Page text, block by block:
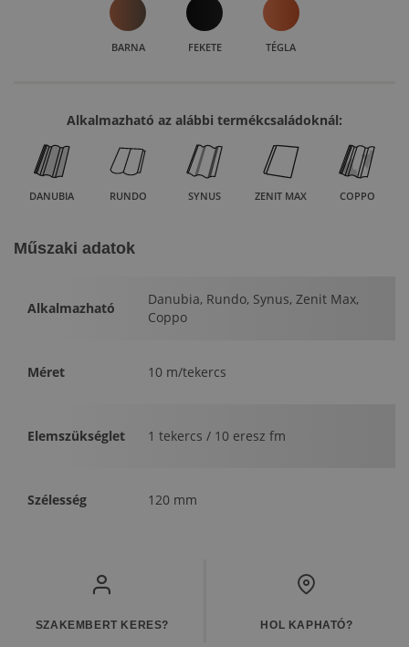
BARNA FEKETE TÉGLA
Alkalmazható az alábbi termékcsaládoknál:
DANUBIA RUNDO SYNUS ZENIT MAX COPPO
Műszaki adatok
Alkalmazható
Danubia, Rundo, Synus, Zenit Max,
Coppo
Méret 10 m/tekercs
Elemszükséglet 1 tekercs / 10 eresz fm
Szélesség 120 mm
SZAKEMBERT KERES? HOL KAPHATÓ?